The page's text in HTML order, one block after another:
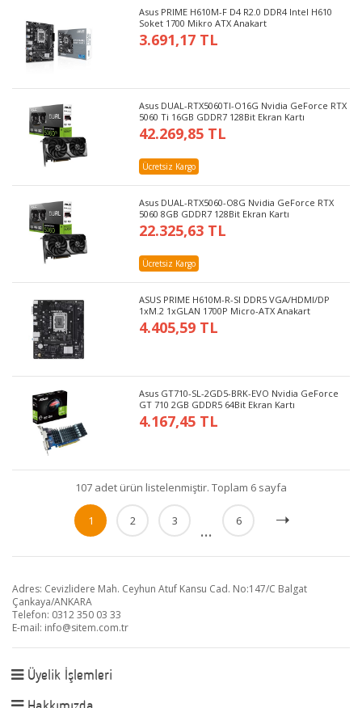
Asus PRIME H610M-F D4 R2.0 DDR4 Intel H610
Soket 1700 Mikro ATX Anakart
3.691,17 TL
Asus DUAL-RTX5060TI-O16G Nvidia GeForce RTX
5060 Ti 16GB GDDR7 128Bit Ekran Kartı
42.269,85 TL
Ücretsiz Kargo
Asus DUAL-RTX5060-O8G Nvidia GeForce RTX
5060 8GB GDDR7 128Bit Ekran Kartı
22.325,63 TL
Ücretsiz Kargo
ASUS PRIME H610M-R-SI DDR5 VGA/HDMI/DP
1xM.2 1xGLAN 1700P Micro-ATX Anakart
4.405,59 TL
Asus GT710-SL-2GD5-BRK-EVO Nvidia GeForce
GT 710 2GB GDDR5 64Bit Ekran Kartı
4.167,45 TL
107 adet ürün listelenmiştir. Toplam 6 sayfa
1 2 3 ... 6
Adres: Cevizlidere Mah. Ceyhun Atuf Kansu Cad. No:147/C Balgat
Çankaya/ANKARA
Telefon: 0312 350 03 33
E-mail: info@sitem.com.tr
Üyelik İşlemleri